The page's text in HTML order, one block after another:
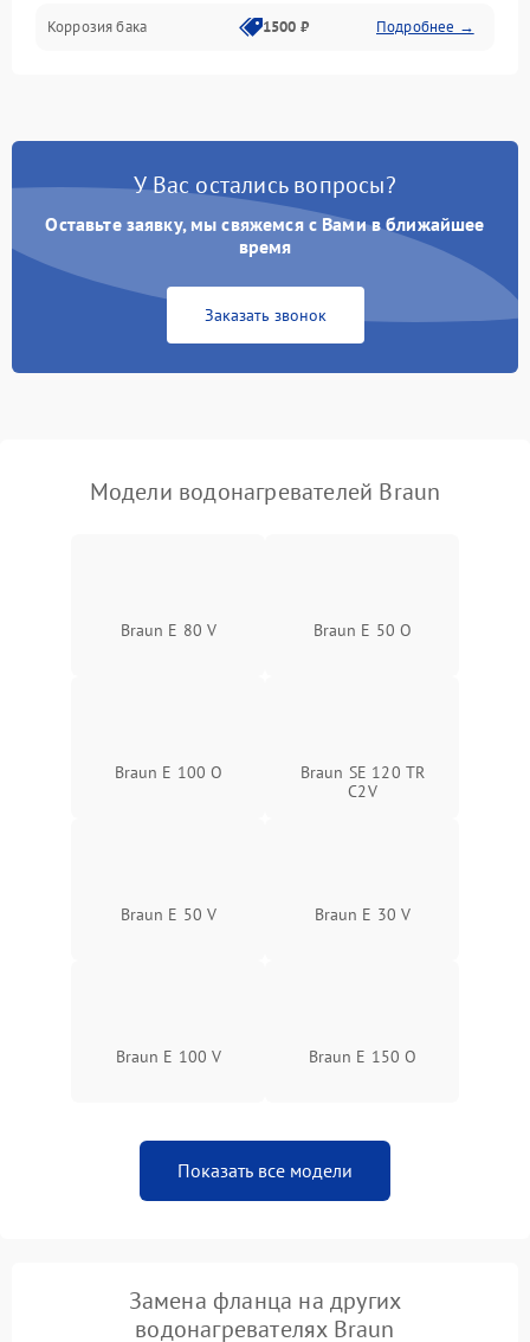
Коррозия бака 1500 ₽ Подробнее →
У Вас остались вопросы?
Оставьте заявку, мы свяжемся с Вами в ближайшее
время
Заказать звонок
Модели водонагревателей Braun
Braun E 80 V Braun E 50 O
Braun E 100 O
Braun SE 120 TR
C2V
Braun E 50 V Braun E 30 V
Braun E 100 V Braun E 150 O
Показать все модели
Замена фланца на других
водонагревателях Braun